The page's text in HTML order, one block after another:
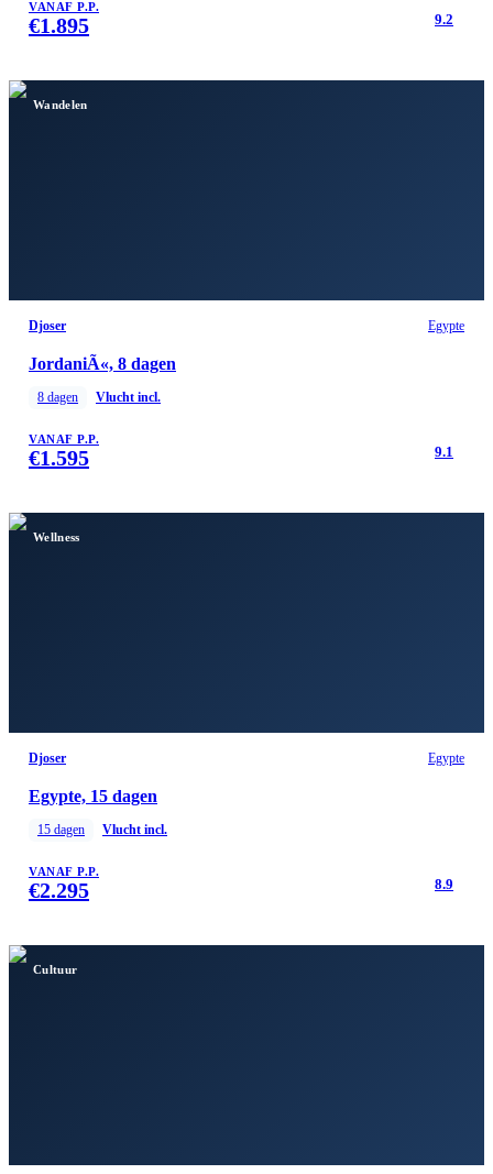
VANAF P.P.
€1.895 9.2
Wandelen
Djoser Egypte
JordaniÃ«, 8 dagen
8 dagen Vlucht incl.
VANAF P.P.
€1.595 9.1
Wellness
Djoser Egypte
Egypte, 15 dagen
15 dagen Vlucht incl.
VANAF P.P.
€2.295 8.9
Cultuur